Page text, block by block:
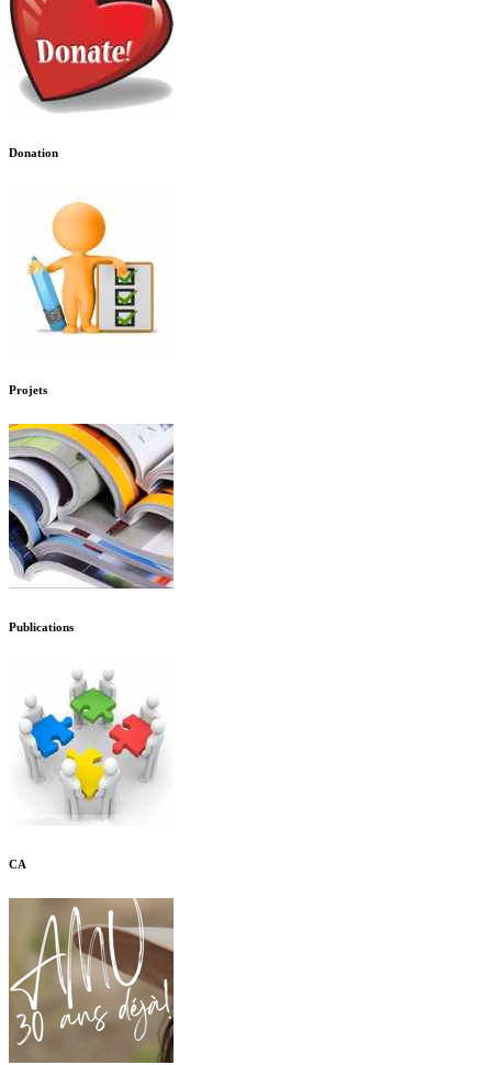
Donation
Projets
Publications
CA